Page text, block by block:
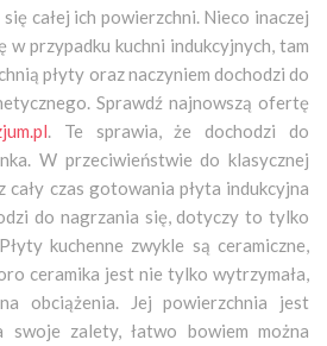
całej ich powierzchni. Nieco inaczej
w przypadku kuchni indukcyjnych, tam
płyty oraz naczyniem dochodzi do
Sprawdź najnowszą ofertę
. Te sprawia, że dochodzi do
W przeciwieństwie do klasycznej
cały czas gotowania płyta indukcyjna
do nagrzania się, dotyczy to tylko
kuchenne zwykle są ceramiczne,
ceramika jest nie tylko wytrzymała,
obciążenia. Jej powierzchnia jest
swoje zalety, łatwo bowiem można